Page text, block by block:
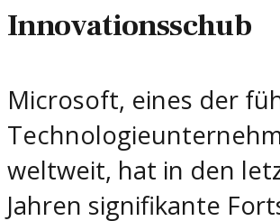
Innovationsschub
Microsoft, eines der
weltweit, hat in den
Jahren signifikante